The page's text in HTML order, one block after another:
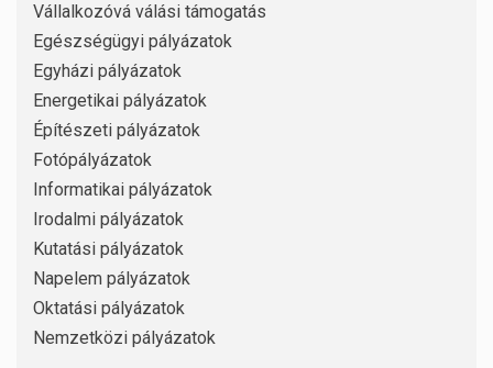
Vállalkozóvá válási támogatás
Egészségügyi pályázatok
Egyházi pályázatok
Energetikai pályázatok
Építészeti pályázatok
Fotópályázatok
Informatikai pályázatok
Irodalmi pályázatok
Kutatási pályázatok
Napelem pályázatok
Oktatási pályázatok
Nemzetközi pályázatok